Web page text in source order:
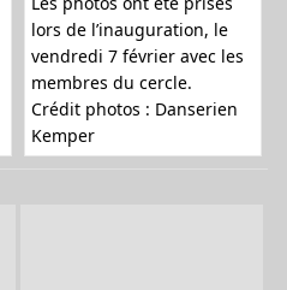
a
lors de l’inauguration, le
vendredi 7 février avec les
membres du cercle.
Crédit photos : Danserien
Kemper